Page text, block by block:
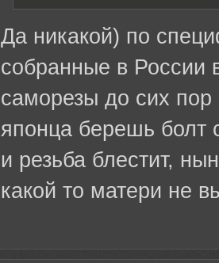
Да никакой) по
собранные в России
саморезы до сих пор
японца берешь болт
и резьба блестит,
какой то матери не